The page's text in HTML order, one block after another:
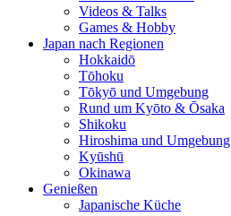
Videos & Talks
Games & Hobby
Japan nach Regionen
Hokkaidō
Tōhoku
Tōkyō und Umgebung
Rund um Kyōto & Ōsaka
Shikoku
Hiroshima und Umgebung
Kyūshū
Okinawa
Genießen
Japanische Küche